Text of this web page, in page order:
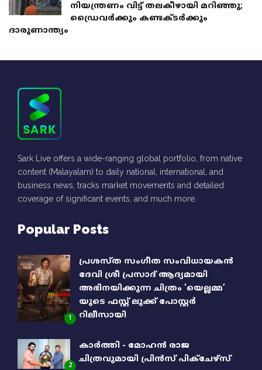
നിയന്ത്രണം വിട്ട് തലകീഴായി മറിഞ്ഞു;
ഡ്രെെവർക്കും കണ്ടക്ടർക്കും
ദാരുണാന്ത്യം
Sark Live offers a wide-ranging global portfolio, from native
content (Malayalam) to daily national, international, and
business news, tracks market movements and detailed
coverage of significant events, and much more.
Popular Posts
1
പ്രശസ്ത സംഗീത സംവിധായകൻ
ദേവി ശ്രീ പ്രസാദ് ആദ്യമായി
അഭിനയിക്കുന്ന ചിത്രം 'യെല്ലമ്മ’
യുടെ ഫസ്റ്റ് ലുക്ക് പോസ്റ്റർ
റിലീസായി
2
കാർത്തി - മോഹൻ രാജ
ചിത്രവുമായി പ്രിൻസ് പിക്ചേഴ്സ്